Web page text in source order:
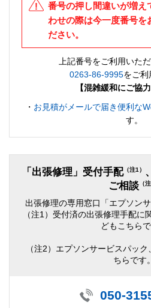
番号の押し間違いが増え
わせの際は今一度番号を
ださい。
上記番号をご利用いただ
0263-86-9995をご利
【混雑緩和にご協
・ お見積がメールで届き便利な
す。
「出張修理」受付手配 （注1）
ご相談（注
出張修理の専用窓口「エプソン
（注1）受付済の出張修理手配に
どもこちらで
（注2）エプソンサービスパッ
ちらです。
050-